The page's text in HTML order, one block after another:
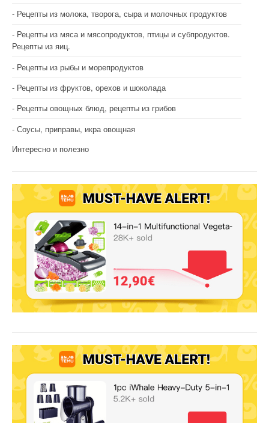
Рецепты из молока, творога, сыра и молочных продуктов
Рецепты из мяса и мясопродуктов, птицы и субпродуктов.
Рецепты из яиц.
Рецепты из рыбы и морепродуктов
Рецепты из фруктов, орехов и шоколада
Рецепты овощных блюд, рецепты из грибов
Соусы, приправы, икра овощная
Интересно и полезно